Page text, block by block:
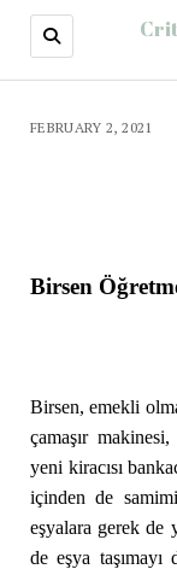
FEBRUARY 2, 2021
Birsen
Birsen, emekli
çamaşır
yeni kiracısı
içinden de
eşyalara gerek de
de eşya